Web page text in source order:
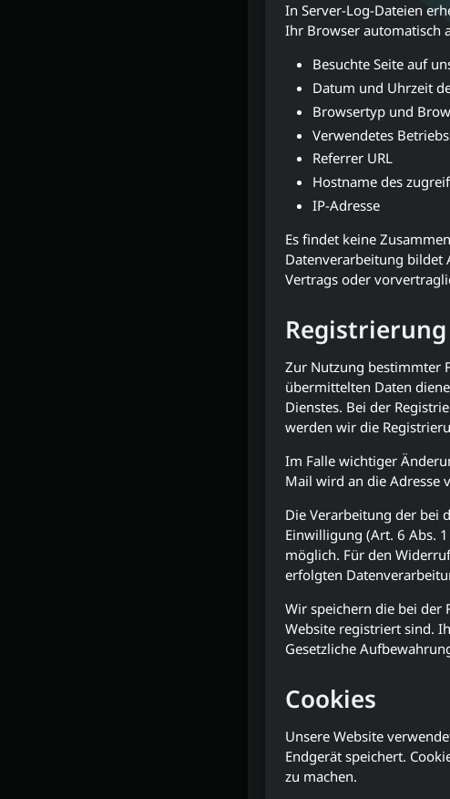
In Server-Log-Dateien
Ihr Browser automatisch
Besuchte Seite auf
Datum und Uhrzeit
Browsertyp und
Verwendetes
Referrer URL
Hostname des
IP-Adresse
Es findet keine
Datenverarbeitung bildet
Vertrags oder
Zur Nutzung bestimmter
übermittelten Daten
Dienstes. Bei der
werden wir die
Im Falle wichtiger
Mail wird an die Adresse
Die Verarbeitung der bei
Einwilligung (Art. 6 Abs.
möglich. Für den
erfolgten
Wir speichern die bei der
Website registriert sind.
Gesetzliche
Cookies
Unsere Website
Endgerät speichert.
zu machen.